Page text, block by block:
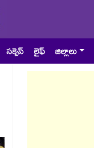
సక్సెస్ లైఫ్ జిల్లాలు